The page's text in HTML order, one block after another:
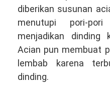
diberikan susunan
menutupi pori-
menjadikan dinding
Acian pun membuat
lembab karena
dinding.